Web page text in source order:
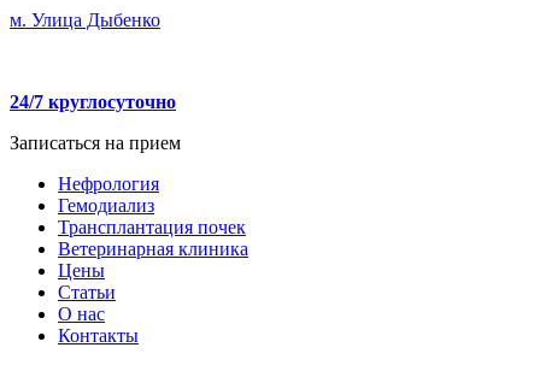
м. Улица Дыбенко
24/7 круглосуточно
Записаться на прием
Нефрология
Гемодиализ
Трансплантация почек
Ветеринарная клиника
Цены
Статьи
О нас
Контакты